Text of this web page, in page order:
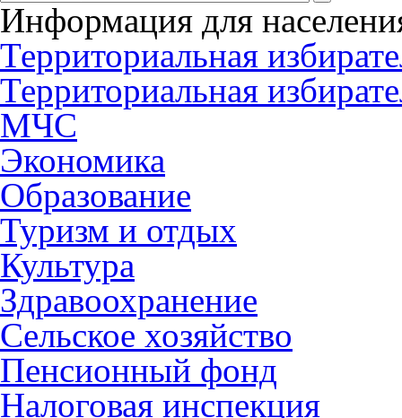
Информация для
Территориальная
Территориальная
МЧС
Экономика
Образование
Туризм и отдых
Культура
Здравоохранение
Сельское хозяйство
Пенсионный фонд
Налоговая инспекция